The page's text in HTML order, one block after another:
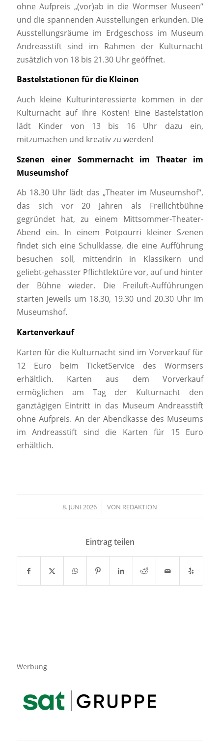
ohne Aufpreis „(vor)ab in die Wormser Museen“
und die spannenden Ausstellungen erkunden. Die
Ausstellungsräume im Erdgeschoss im Museum
Andreasstift sind im Rahmen der Kulturnacht
zusätzlich von 18 bis 21.30 Uhr geöffnet.
Bastelstationen für die Kleinen
Auch kleine Kulturinteressierte kommen in der
Kulturnacht auf ihre Kosten! Eine Bastelstation
lädt Kinder von 13 bis 16 Uhr dazu ein,
mitzumachen und kreativ zu werden!
Szenen einer Sommernacht im Theater im
Museumshof
Ab 18.30 Uhr lädt das „Theater im Museumshof“,
das sich vor 20 Jahren als Freilichtbühne
gegründet hat, zu einem Mittsommer-Theater-
Abend ein. In einem Potpourri kleiner Szenen
findet sich eine Schulklasse, die eine Aufführung
besuchen soll, mittendrin in Klassikern und
geliebt-gehasster Pflichtlektüre vor, auf und hinter
der Bühne wieder. Die Freiluft-Aufführungen
starten jeweils um 18.30, 19.30 und 20.30 Uhr im
Museumshof.
Kartenverkauf
Karten für die Kulturnacht sind im Vorverkauf für
12 Euro beim TicketService des Wormsers
erhältlich. Karten aus dem Vorverkauf
ermöglichen am Tag der Kulturnacht den
ganztägigen Eintritt in das Museum Andreasstift
ohne Aufpreis. An der Abendkasse des Museums
im Andreasstift sind die Karten für 15 Euro
erhältlich.
8. JUNI 2026
/ VON REDAKTION
Eintrag teilen
Werbung